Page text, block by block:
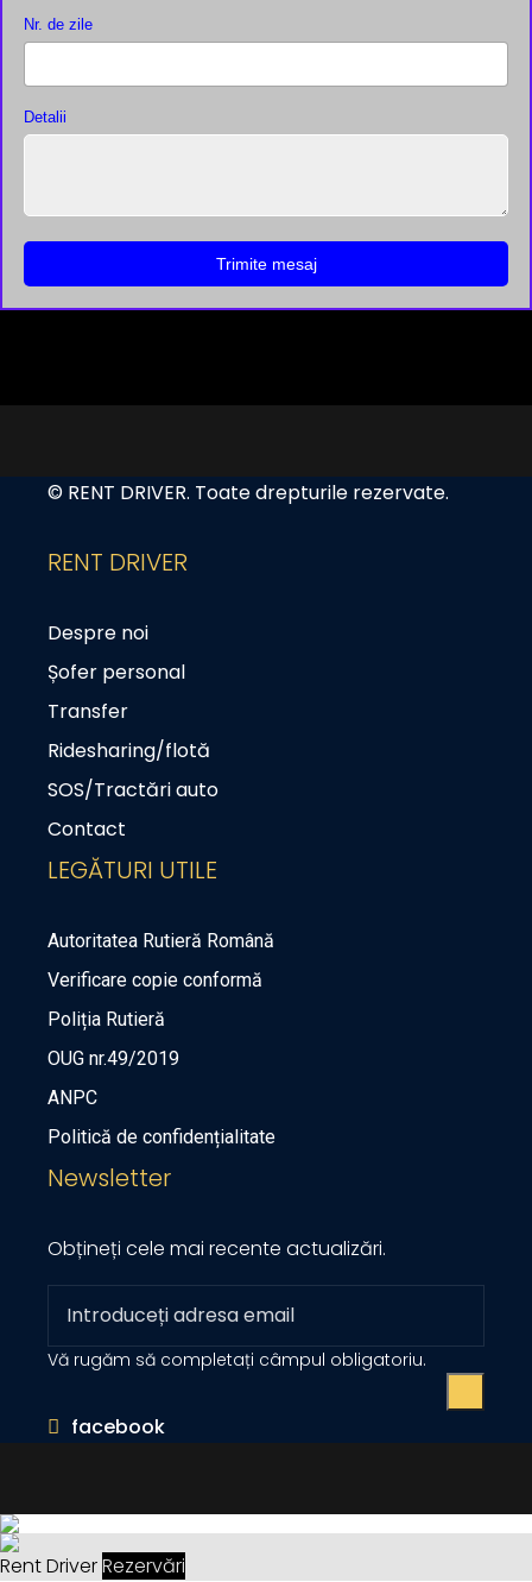
Nr. de zile
Detalii
Trimite mesaj
© RENT DRIVER. Toate drepturile rezervate.
RENT DRIVER
Despre noi
Șofer personal
Transfer
Ridesharing/flotă
SOS/Tractări auto
Contact
LEGĂTURI UTILE
Autoritatea Rutieră Română
Verificare copie conformă
Poliția Rutieră
OUG nr.49/2019
ANPC
Politică de confidențialitate
Newsletter
Obțineți cele mai recente actualizări.
Vă rugăm să completați câmpul obligatoriu.
facebook
Rent DriverRezervări